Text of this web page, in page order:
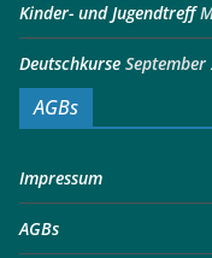
Kinder- und Jugendtreff
Deutschkurse
AGBs
Impressum
AGBs